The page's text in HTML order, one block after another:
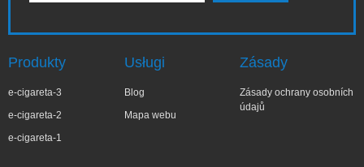
Produkty
e-cigareta-3
e-cigareta-2
e-cigareta-1
Usługi
Blog
Mapa webu
Zásady
Zásady ochrany osobních
údajů